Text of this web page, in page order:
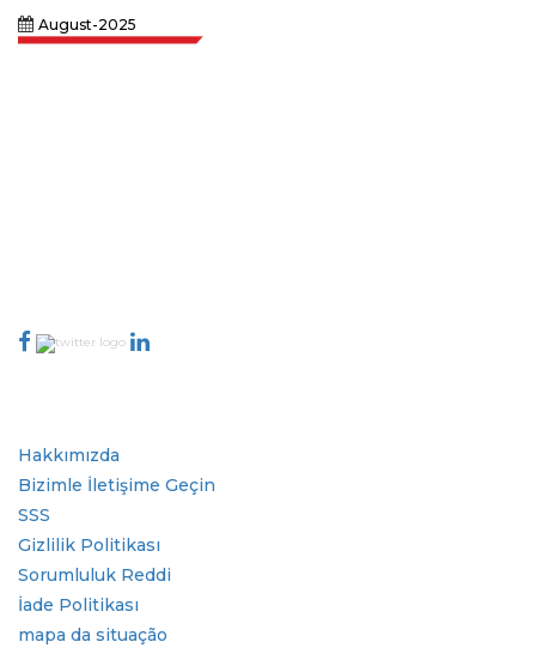
August-2025
Hakkımızda
Bizimle İletişime Geçin
SSS
Gizlilik Politikası
Sorumluluk Reddi
İade Politikası
mapa da situação